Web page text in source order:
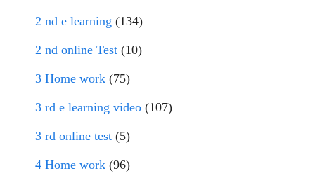
2 nd e learning (134)
2 nd online Test (10)
3 Home work (75)
3 rd e learning video (107)
3 rd online test (5)
4 Home work (96)